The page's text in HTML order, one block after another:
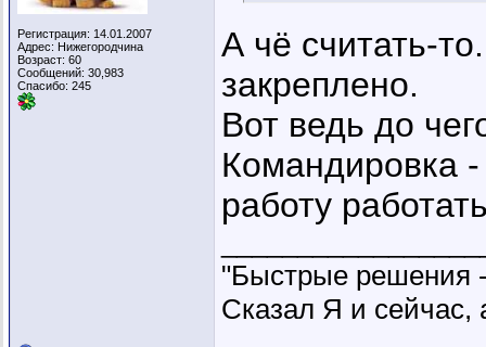
Регистрация: 14.01.2007
Адрес: Нижегородчина
Возраст: 60
Сообщений: 30,983
Спасибо: 245
А чё считать-
закреплено.
Вот ведь до
Командировка -
работу
"Быстрые решения
Сказал Я и сейчас,